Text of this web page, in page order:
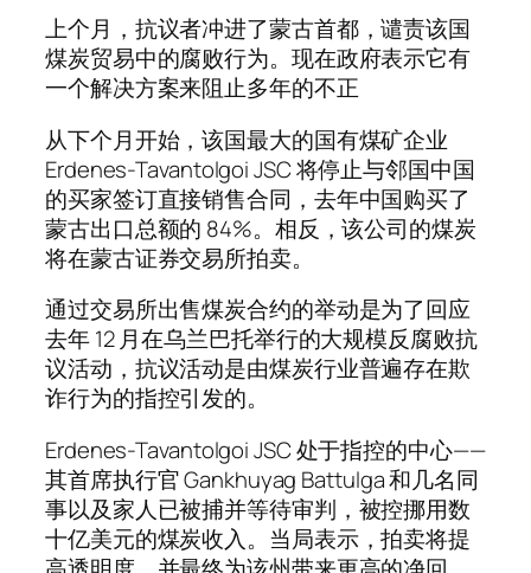
上个月，抗议者冲进了蒙古首都，谴责该国
煤炭贸易中的腐败行为。现在政府表示它有
一个解决方案来阻止多年的不正
从下个月开始，该国最大的国有煤矿企业
Erdenes-Tavantolgoi JSC 将停止与邻国中国
的买家签订直接销售合同，去年中国购买了
蒙古出口总额的 84%。相反，该公司的煤炭
将在蒙古证券交易所拍卖。
通过交易所出售煤炭合约的举动是为了回应
去年 12 月在乌兰巴托举行的大规模反腐败抗
议活动，抗议活动是由煤炭行业普遍存在欺
诈行为的指控引发的。
Erdenes-Tavantolgoi JSC 处于指控的中心——
其首席执行官 Gankhuyag Battulga 和几名同
事以及家人已被捕并等待审判，被控挪用数
十亿美元的煤炭收入。当局表示，拍卖将提